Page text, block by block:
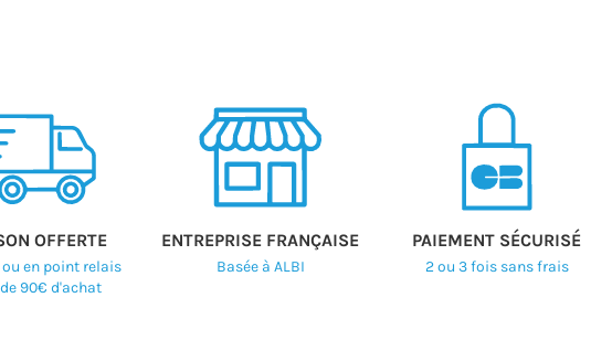
OFFERTE
en point relais
90€ d'achat
ENTREPRISE FRANÇAISE
Basée à ALBI
PAIEMENT SÉCURISÉ
2 ou 3 fois sans frais